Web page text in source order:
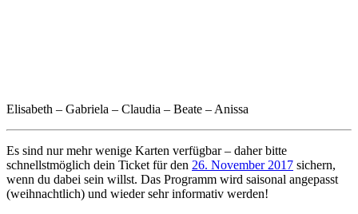
Elisabeth – Gabriela – Claudia – Beate – Anissa
Es sind nur mehr wenige Karten verfügbar – daher bitte
schnellstmöglich dein Ticket für den 26. November 2017 sichern,
wenn du dabei sein willst. Das Programm wird saisonal angepasst
(weihnachtlich) und wieder sehr informativ werden!